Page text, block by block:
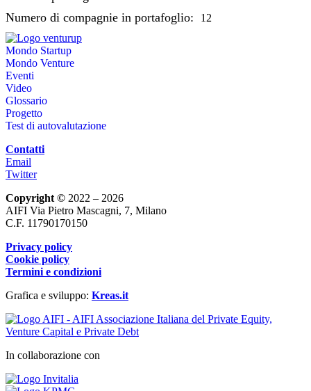
Numero di compagnie in portafoglio:
12
Mondo Startup
Mondo Venture
Eventi
Video
Glossario
Progetto
Test di autovalutazione
Contatti
Email
Twitter
Copyright © 2022 – 2026
AIFI Via Pietro Mascagni, 7, Milano
C.F. 11790170150
Privacy policy
Cookie policy
Termini e condizioni
Grafica e sviluppo: Kreas.it
In collaborazione con